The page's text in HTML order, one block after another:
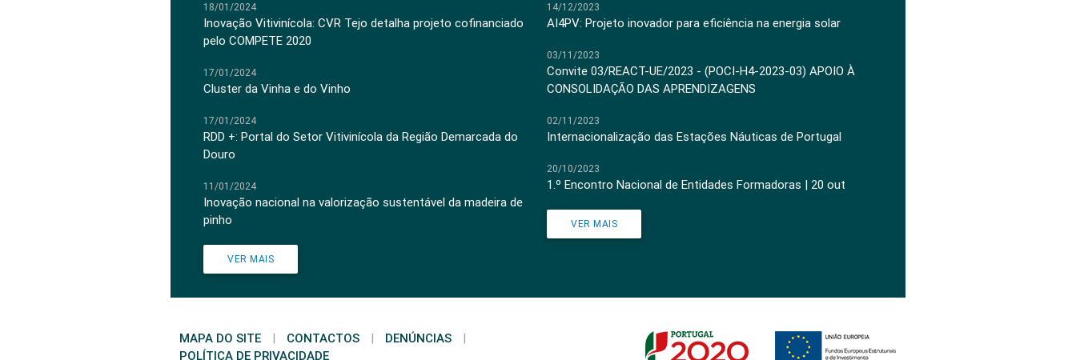
18/01/2024
Inovação Vitivinícola: CVR Tejo detalha projeto cofinanciado
pelo COMPETE 2020
17/01/2024
Cluster da Vinha e do Vinho
17/01/2024
RDD +: Portal do Setor Vitivinícola da Região Demarcada do
Douro
11/01/2024
Inovação nacional na valorização sustentável da madeira de
pinho
VER MAIS
14/12/2023
AI4PV: Projeto inovador para eficiência na energia solar
03/11/2023
Convite 03/REACT-UE/2023 - (POCI-H4-2023-03) APOIO À
CONSOLIDAÇÃO DAS APRENDIZAGENS
02/11/2023
Internacionalização das Estações Náuticas de Portugal
20/10/2023
1.º Encontro Nacional de Entidades Formadoras | 20 out
VER MAIS
MAPA DO SITE | CONTACTOS | DENÚNCIAS
|
POLÍTICA DE PRIVACIDADE